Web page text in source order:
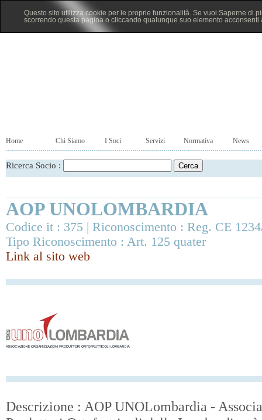
Questo sito utilizza cookie per le proprie funzionalità. Se vuoi Saperne di
scorrendo questa pagina o cliccando qualunque suo elemento acconsenti
Home Chi Siamo I Soci Servizi Normativa News
Ricerca Socio :
AOP UNOLOMBARDIA
Codice it : 375 | Riconoscimento : Reg. CE
Tipo Riconoscimento : Art. 125 quater
Link al sito web
Descrizione : AOP UNOLombardia -